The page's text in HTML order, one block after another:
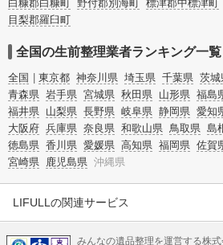
白糠郡白糠町 野付郡別海町 標津郡中標津町
目梨郡羅臼町
全国の生前整理業者ランキング一覧
全国 東京都 神奈川県 埼玉県 千葉県 茨城
青森県 岩手県 宮城県 秋田県 山形県 福島
福井県 山梨県 長野県 岐阜県 静岡県 愛知
大阪府 兵庫県 奈良県 和歌山県 鳥取県 島
徳島県 香川県 愛媛県 高知県 福岡県 佐賀
宮崎県 鹿児島県 沖縄県
LIFULLの関連サービス
みんなの遺品整理を運営する株